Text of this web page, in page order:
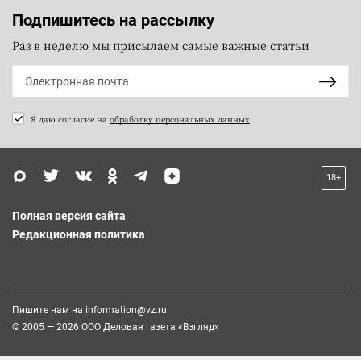
Подпишитесь на рассылку
Раз в неделю мы присылаем самые важные статьи
Я даю согласие на обработку персональных данных
18+
Полная версия сайта
Редакционная политика
Пишите нам на information@vz.ru
© 2005 — 2026 ООО Деловая газета «Взгляд»